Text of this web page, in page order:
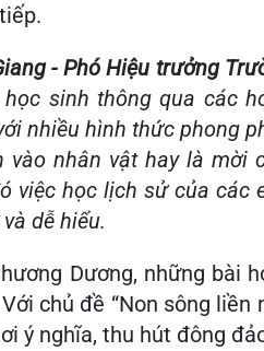
- Phó Hiệu trưởng
sinh thông qua các
nhiều hình thức phong
vào nhân vật hay là mời
việc học lịch sử của
dễ hiểu.
Dương, những bài
chủ đề “Non sông
ý nghĩa, thu hút đông